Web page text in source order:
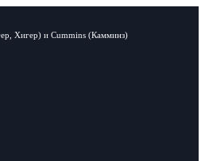
Хигер) и Cummins (Камминз)